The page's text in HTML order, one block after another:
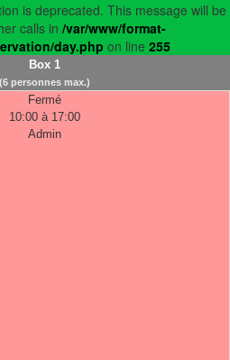
is deprecated. This message will be
calls in /var/www/format-
day.php on line 255
Box 1
(6 personnes max.)
Fermé
10:00 à 17:00
Admin